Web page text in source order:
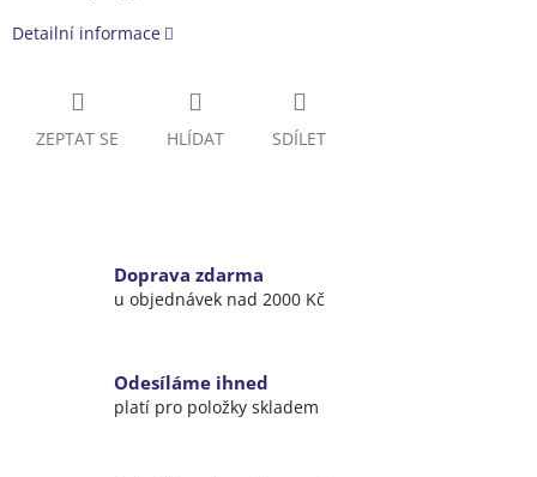
Detailní informace
ZEPTAT SE HLÍDAT SDÍLET
Doprava zdarma
u objednávek nad 2000 Kč
Odesíláme ihned
platí pro položky skladem